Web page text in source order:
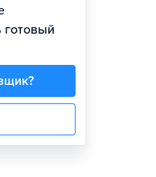
готовый